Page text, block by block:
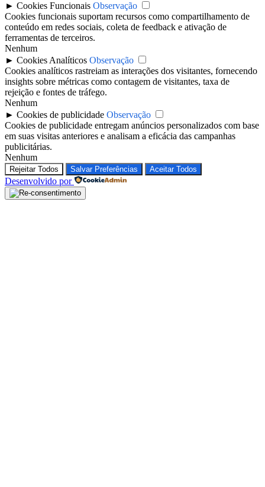
► Cookies Funcionais Observação
Cookies funcionais suportam recursos como compartilhamento de
conteúdo em redes sociais, coleta de feedback e ativação de
ferramentas de terceiros.
Nenhum
► Cookies Analíticos Observação
Cookies analíticos rastreiam as interações dos visitantes, fornecendo
insights sobre métricas como contagem de visitantes, taxa de
rejeição e fontes de tráfego.
Nenhum
► Cookies de publicidade Observação
Cookies de publicidade entregam anúncios personalizados com base
em suas visitas anteriores e analisam a eficácia das campanhas
publicitárias.
Nenhum
Rejeitar Todos Salvar Preferências Aceitar Todos
Desenvolvido por